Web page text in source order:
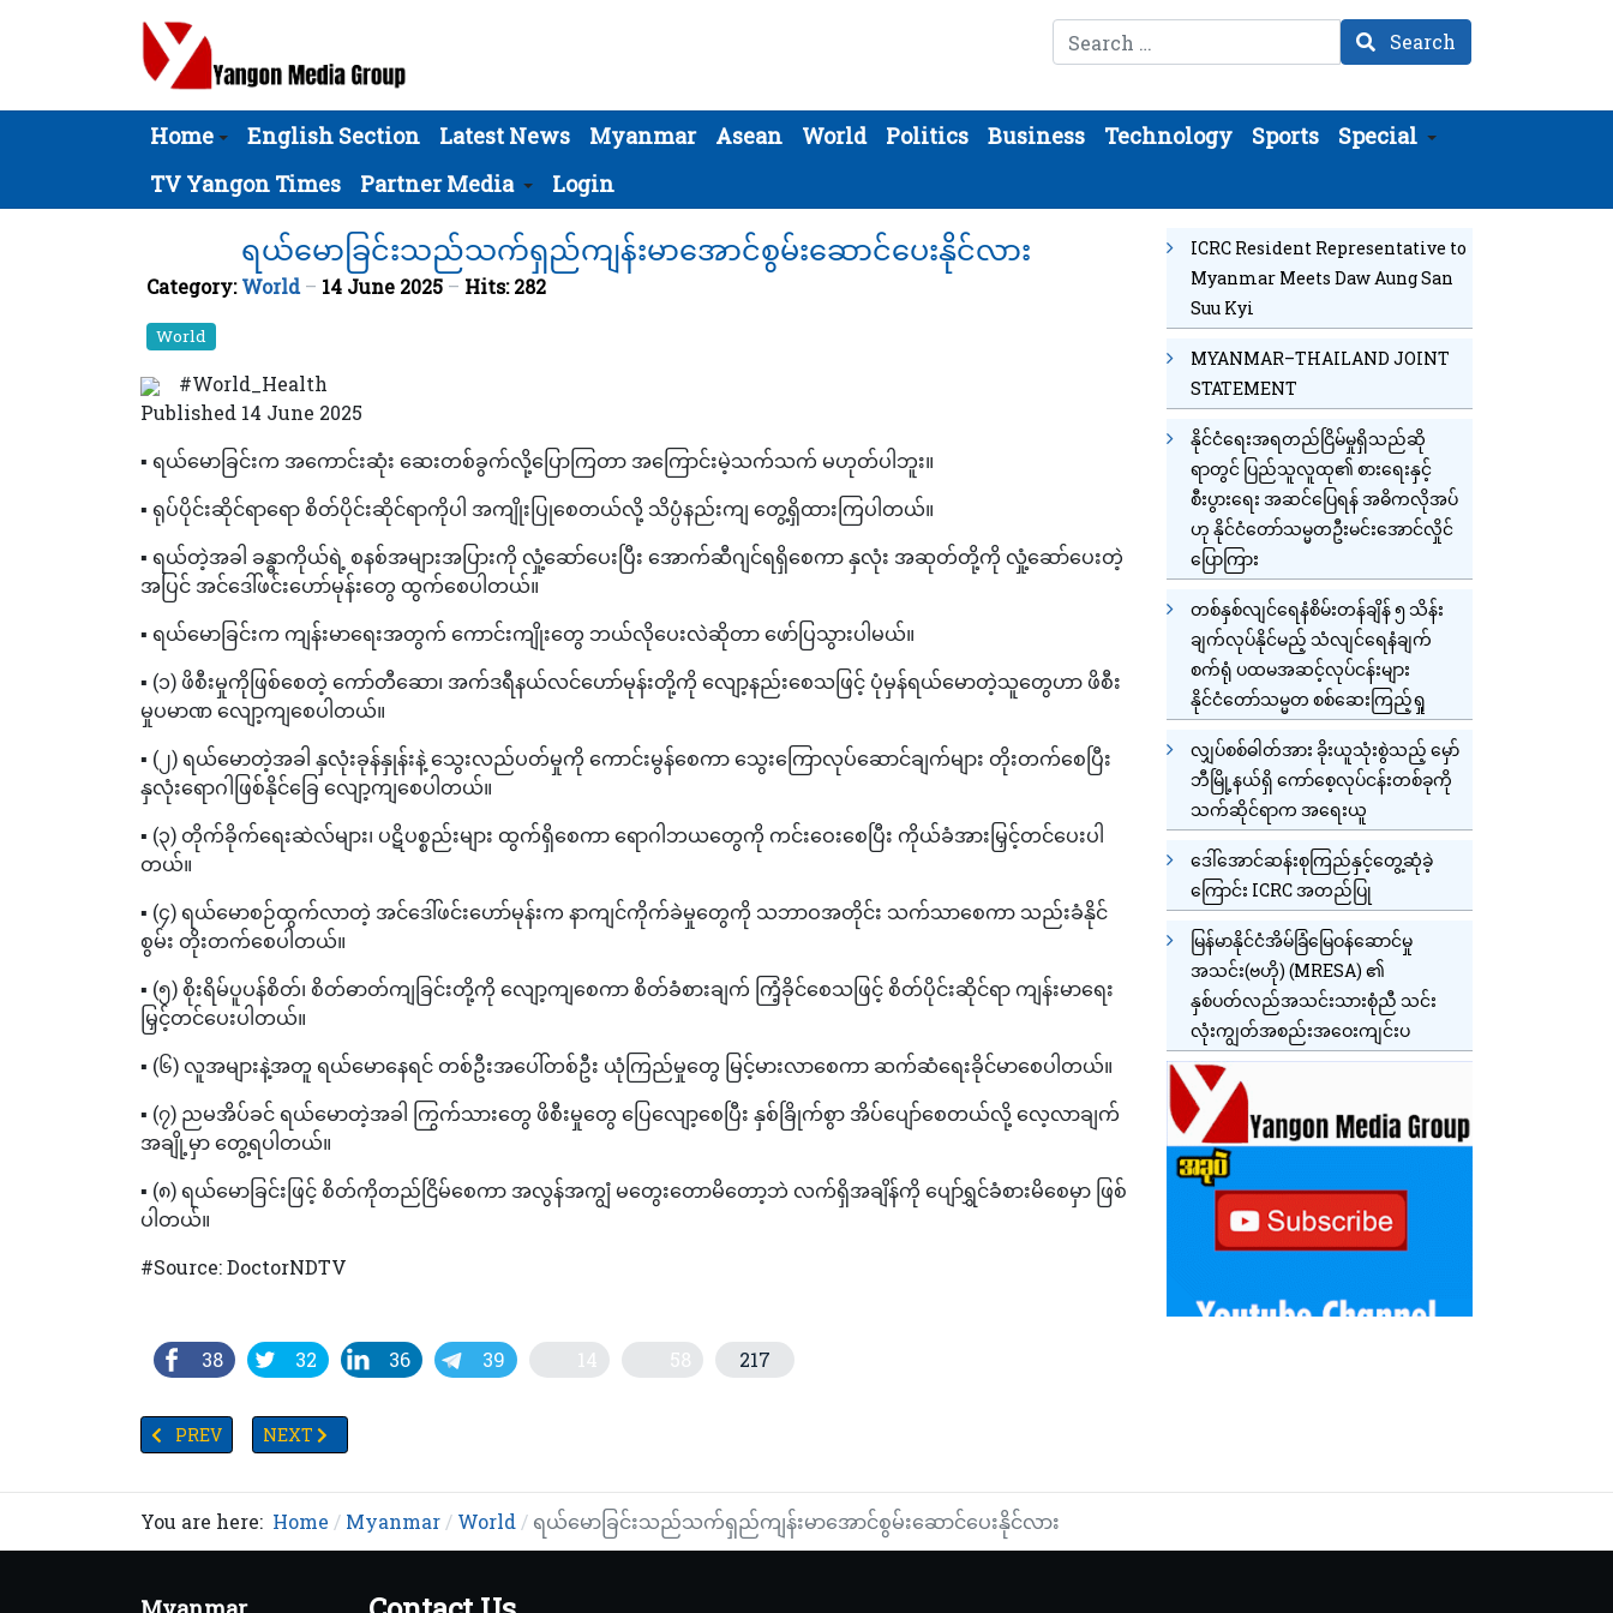
Search Search
Home English Section Latest News Myanmar Asean World Politics Business Technology Sports
Special
TV Yangon Times
Partner Media Login
ရယ်မောခြင်းသည်သက်ရှည်ကျန်းမာအောင်စွမ်းဆောင်ပေးနိုင်လား
Category:World 14 June 2025 Hits: 282
World
‎#World_Health
‎Published 14 June 2025
▪️ ရယ်မောခြင်းက အကောင်းဆုံး ဆေးတစ်ခွက်လို့ပြောကြတာ အကြောင်းမဲ့သက်သက် မဟုတ်ပါဘူး။
▪️ ရုပ်ပိုင်းဆိုင်ရာရော စိတ်ပိုင်းဆိုင်ရာကိုပါ အကျိုးပြုစေတယ်လို့ သိပ္ပံနည်းကျ တွေ့ရှိထားကြပါတယ်။
▪️ ရယ်တဲ့အခါ ခန္ဓာကိုယ်ရဲ့ စနစ်အများအပြားကို လှုံ့ဆော်ပေးပြီး အောက်ဆီဂျင်ရရှိစေကာ နှလုံး အဆုတ်တို့ကို လှုံ့ဆော်ပေးတဲ့
အပြင် အင်ဒေါ်ဖင်းဟော်မုန်းတွေ ထွက်စေပါတယ်။
▪️ ရယ်မောခြင်းက ကျန်းမာရေးအတွက် ကောင်းကျိုးတွေ ဘယ်လိုပေးလဲဆိုတာ ဖော်ပြသွားပါမယ်။
▪️ (၁) ဖိစီးမှုကိုဖြစ်စေတဲ့ ကော်တီဆော၊ အက်ဒရီနယ်လင်ဟော်မုန်းတို့ကို လျော့နည်းစေသဖြင့် ပုံမှန်ရယ်မောတဲ့သူတွေဟာ ဖိစီး
မှုပမာဏ လျော့ကျစေပါတယ်။
▪️ (၂) ရယ်မောတဲ့အခါ နှလုံးခုန်နှုန်းနဲ့ သွေးလည်ပတ်မှုကို ကောင်းမွန်စေကာ သွေးကြောလုပ်ဆောင်ချက်များ တိုးတက်စေပြီး
နှလုံးရောဂါဖြစ်နိုင်ခြေ လျော့ကျစေပါတယ်။
▪️ (၃) တိုက်ခိုက်ရေးဆဲလ်များ၊ ပဋိပစ္စည်းများ ထွက်ရှိစေကာ ရောဂါဘယတွေကို ကင်းဝေးစေပြီး ကိုယ်ခံအားမြှင့်တင်ပေးပါ
တယ်။
▪️ (၄) ရယ်မောစဉ်ထွက်လာတဲ့ အင်ဒေါ်ဖင်းဟော်မုန်းက နာကျင်ကိုက်ခဲမှုတွေကို သဘာဝအတိုင်း သက်သာစေကာ သည်းခံနိုင်
စွမ်း တိုးတက်စေပါတယ်။
▪️ (၅) စိုးရိမ်ပူပန်စိတ်၊ စိတ်ဓာတ်ကျခြင်းတို့ကို လျော့ကျစေကာ စိတ်ခံစားချက် ကြံ့ခိုင်စေသဖြင့် စိတ်ပိုင်းဆိုင်ရာ ကျန်းမာရေး
မြှင့်တင်ပေးပါတယ်။
▪️ (၆) လူအများနဲ့အတူ ရယ်မောနေရင် တစ်ဦးအပေါ်တစ်ဦး ယုံကြည်မှုတွေ မြင့်မားလာစေကာ ဆက်ဆံရေးခိုင်မာစေပါတယ်။
▪️ (၇) ညမအိပ်ခင် ရယ်မောတဲ့အခါ ကြွက်သားတွေ ဖိစီးမှုတွေ ပြေလျော့စေပြီး နှစ်ခြိုက်စွာ အိပ်ပျော်စေတယ်လို့ လေ့လာချက်
အချို့မှာ တွေ့ရပါတယ်။
▪️ (၈) ရယ်မောခြင်းဖြင့် စိတ်ကိုတည်ငြိမ်စေကာ အလွန်အကျွံ မတွေးတောမိတော့ဘဲ လက်ရှိအချိန်ကို ပျော်ရွှင်ခံစားမိစေမှာ ဖြစ်
ပါတယ်။
#Source: DoctorNDTV
38 32 36 39 14 58 217
PREVIOUS ARTICLE: အီရန်ဘက်မှဒုံးကျည်များဖြင့်လက်တုံ့ပြန်တိုက်ခိုက်သဖြင့် အစ္စရေးလ်စစ်ဌာနချုပ်ရုံးများထိမှန်ပျက်စီး
PREV NEXT ARTICLE: ကမ္ဘာ့ဗဟိုချက်၌ဧရာမရွှေတွင်းကြီးရှိကာ မျက်နှာပြင်ဘက်သို့ယိုစိမ့်လျက်ရှိ
NEXT
ICRC Resident Representative to
Myanmar Meets Daw Aung San
Suu Kyi
MYANMAR–THAILAND JOINT
STATEMENT
နိုင်ငံရေးအရတည်ငြိမ်မှုရှိသည်ဆို
ရာတွင် ပြည်သူလူထု၏ စားရေးနှင့်
စီးပွားရေး အဆင်ပြေရန် အဓိကလိုအပ်
ဟု နိုင်ငံတော်သမ္မတဦးမင်းအောင်လှိုင်
ပြောကြား
တစ်နှစ်လျင်ရေနံစိမ်းတန်ချိန် ၅ သိန်း
ချက်လုပ်နိုင်မည့် သံလျင်ရေနံချက်
စက်ရုံ ပထမအဆင့်လုပ်ငန်းများ
နိုင်ငံတော်သမ္မတ စစ်ဆေးကြည့်ရှု
လျှပ်စစ်ဓါတ်အား ခိုးယူသုံးစွဲသည့် မှော်
ဘီမြို့နယ်ရှိ ကော်စေ့လုပ်ငန်းတစ်ခုကို
သက်ဆိုင်ရာက အရေးယူ
ဒေါ်အောင်ဆန်းစုကြည်နှင့်တွေ့ဆုံခဲ့
ကြောင်း ICRC အတည်ပြု
မြန်မာနိုင်ငံအိမ်ခြံမြေဝန်ဆောင်မှု
အသင်း(ဗဟို) (MRESA) ၏
နှစ်ပတ်လည်အသင်းသားစုံညီ သင်း
လုံးကျွတ်အစည်းအဝေးကျင်းပ
You are here: Home Myanmar World ရယ်မောခြင်းသည်သက်ရှည်ကျန်းမာအောင်စွမ်းဆောင်ပေးနိုင်လား